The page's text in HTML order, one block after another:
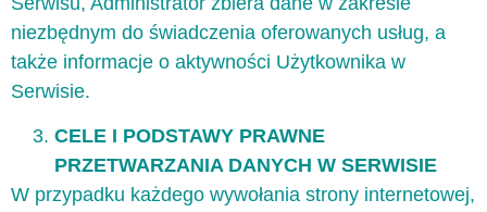
niezbędnym do świadczenia oferowanych usług, a
także informacje o aktywności Użytkownika w
Serwisie.
CELE I PODSTAWY PRAWNE
PRZETWARZANIA DANYCH W SERWISIE
W przypadku każdego wywołania strony internetowej,